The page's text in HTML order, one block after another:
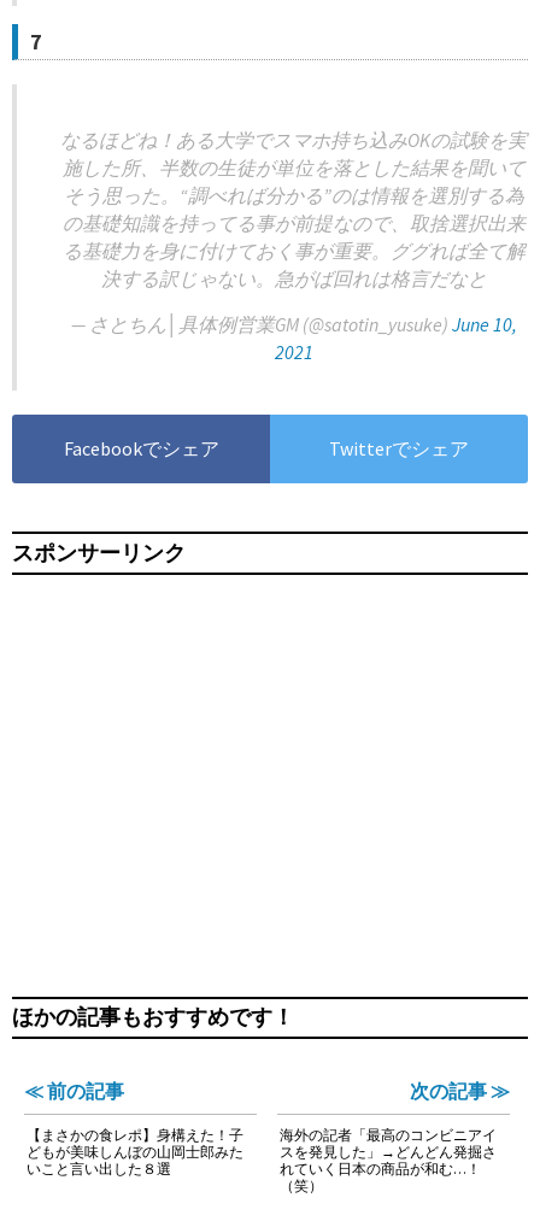
7
なるほどね！ある大学でスマホ持ち込みOKの試験を実
施した所、半数の生徒が単位を落とした結果を聞いて
そう思った。“調べれば分かる”のは情報を選別する為
の基礎知識を持ってる事が前提なので、取捨選択出来
る基礎力を身に付けておく事が重要。ググれば全て解
決する訳じゃない。急がば回れは格言だなと
— さとちん│具体例営業GM (@satotin_yusuke) June 10,
2021
Facebookでシェア Twitterでシェア
スポンサーリンク
ほかの記事もおすすめです！
≪ 前の記事
【まさかの食レポ】身構えた！子
どもが美味しんぼの山岡士郎みた
いこと言い出した８選
次の記事 ≫
海外の記者「最高のコンビニアイ
スを発見した」→どんどん発掘さ
れていく日本の商品が和む…！
（笑）